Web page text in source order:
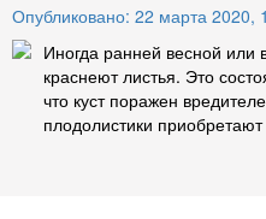
Опубликовано: 22 марта 2020,
Иногда ранней весной или
краснеют листья. Это
что куст поражен
плодолистики